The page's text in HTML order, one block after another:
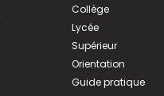
Collège
Lycée
Supérieur
Orientation
Guide pratique